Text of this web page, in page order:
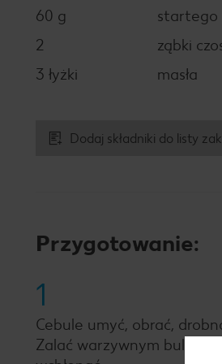
60 g
startego
2
ząbki
3 łyżki
masła
Dodaj składniki do listy
Przygotowanie:
1
Cebule umyć, obrać,
Zalać warzywnym